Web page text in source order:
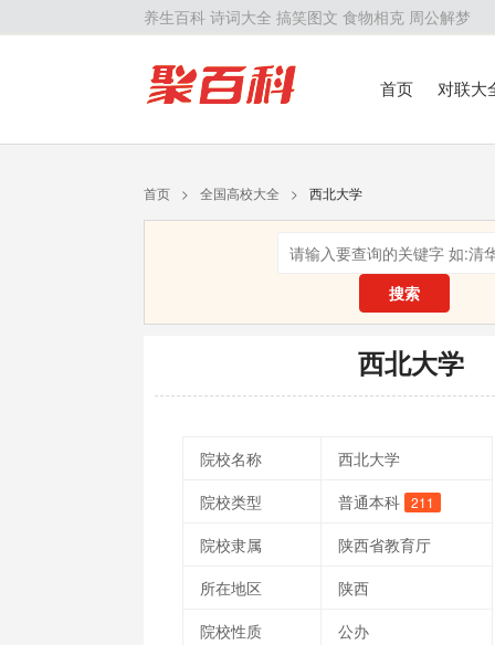
养生百科 诗词大全 搞笑图文 食物相克 周公解梦
首页
对联大
首页 > 全国高校大全 > 西北大学
搜索
西北大学
院校名称
西北大学
院校类型
普通本科 211
院校隶属
陕西省教育厅
所在地区
陕西
院校性质
公办